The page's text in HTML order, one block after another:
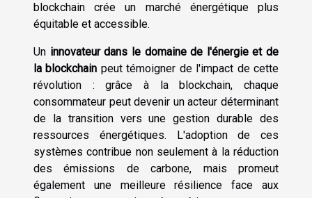
blockchain crée un marché énergétique plus
équitable et accessible.
Un innovateur dans le domaine de l'énergie et de
la blockchain peut témoigner de l'impact de cette
révolution : grâce à la blockchain, chaque
consommateur peut devenir un acteur déterminant
de la transition vers une gestion durable des
ressources énergétiques. L'adoption de ces
systèmes contribue non seulement à la réduction
des émissions de carbone, mais promeut
également une meilleure résilience face aux